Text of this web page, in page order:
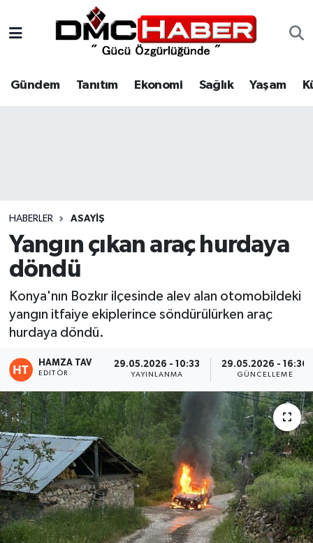
Gündem Tanıtım Ekonomi Sağlık Yaşam
HABERLER ASAYIŞ
Yangın çıkan araç hurdaya
döndü
Konya'nın Bozkır ilçesinde alev alan otomobildeki
yangın itfaiye ekiplerince söndürülürken araç
hurdaya döndü.
HAMZA TAV
EDITÖR
29.05.2026 - 10:33
YAYINLANMA
29.05.2026 - 16:36
GÜNCELLEME
Tanıtım
Spor
Siyaset
Eğitim
Teknoloji
Asayiş
Resmi İlan
Nöbetçi Eczaneler
Hava Durumu
Haber Arşivi